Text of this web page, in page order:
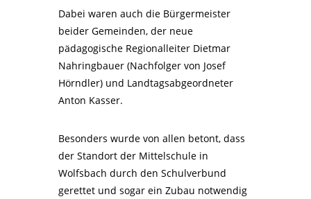
Dabei waren auch die Bürgermeister
beider Gemeinden, der neue
pädagogische Regionalleiter Dietmar
Nahringbauer (Nachfolger von Josef
Hörndler) und Landtagsabgeordneter
Anton Kasser.
Besonders wurde von allen betont, dass
der Standort der Mittelschule in
Wolfsbach durch den Schulverbund
gerettet und sogar ein Zubau notwendig